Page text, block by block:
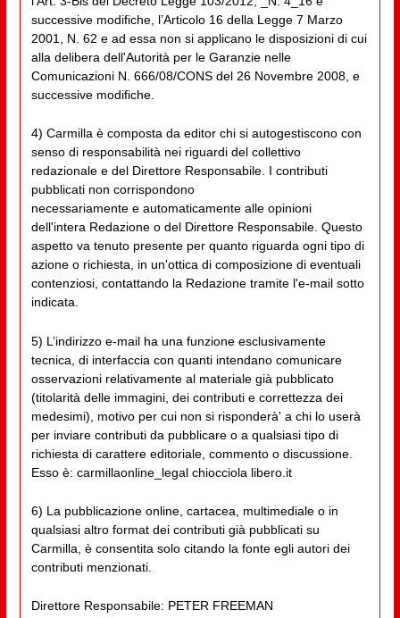
successive modifiche, l’Articolo 16 della Legge 7 Marzo
2001, N. 62 e ad essa non si applicano le disposizioni di cui
alla delibera dell'Autorità per le Garanzie nelle
Comunicazioni N. 666/08/CONS del 26 Novembre 2008, e
successive modifiche.
4) Carmilla è composta da editor chi si autogestiscono con
senso di responsabilità nei riguardi del collettivo
redazionale e del Direttore Responsabile. I contributi
pubblicati non corrispondono
necessariamente e automaticamente alle opinioni
dell'intera Redazione o del Direttore Responsabile. Questo
aspetto va tenuto presente per quanto riguarda ogni tipo di
azione o richiesta, in un'ottica di composizione di eventuali
contenziosi, contattando la Redazione tramite l'e-mail sotto
indicata.
5) L’indirizzo e-mail ha una funzione esclusivamente
tecnica, di interfaccia con quanti intendano comunicare
osservazioni relativamente al materiale già pubblicato
(titolarità delle immagini, dei contributi e correttezza dei
medesimi), motivo per cui non si risponderà' a chi lo userà
per inviare contributi da pubblicare o a qualsiasi tipo di
richiesta di carattere editoriale, commento o discussione.
Esso è: carmillaonline_legal chiocciola libero.it
6) La pubblicazione online, cartacea, multimediale o in
qualsiasi altro format dei contributi già pubblicati su
Carmilla, è consentita solo citando la fonte egli autori dei
contributi menzionati.
Direttore Responsabile: PETER FREEMAN